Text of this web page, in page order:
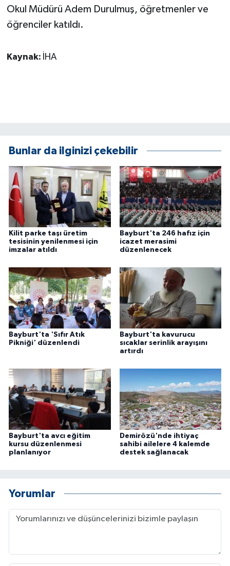
Okul Müdürü Adem Durulmuş, öğretmenler ve
öğrenciler katıldı.
Kaynak: İHA
Bunlar da ilginizi çekebilir
Kilit parke taşı üretim
tesisinin yenilenmesi için
imzalar atıldı
Bayburt'ta 246 hafız için
icazet merasimi
düzenlenecek
Bayburt'ta 'Sıfır Atık
Pikniği' düzenlendi
Bayburt'ta kavurucu
sıcaklar serinlik arayışını
artırdı
Bayburt'ta avcı eğitim
kursu düzenlenmesi
planlanıyor
Demirözü'nde ihtiyaç
sahibi ailelere 4 kalemde
destek sağlanacak
Yorumlar
SİYASET
TEKNOLOJİ
YEREL
Yerel Haberler